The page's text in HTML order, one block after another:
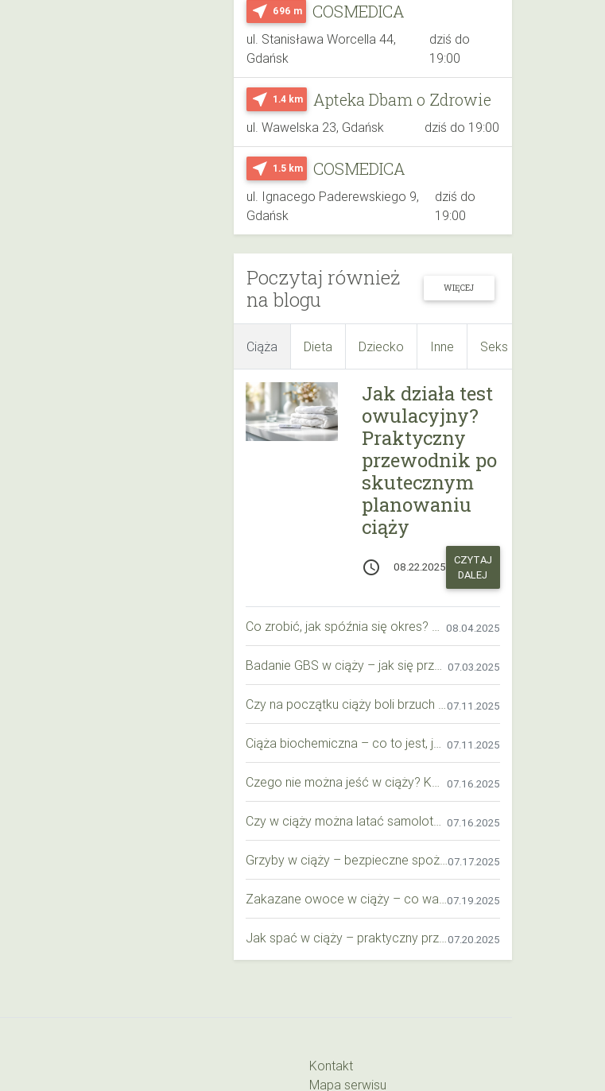
near_me 696 m COSMEDICA
ul. Stanisława Worcella 44,
Gdańsk
dziś do
19:00
near_me 1.4 km Apteka Dbam o Zdrowie
ul. Wawelska 23, Gdańsk dziś do 19:00
near_me 1.5 km COSMEDICA
ul. Ignacego Paderewskiego 9,
Gdańsk
dziś do
19:00
Poczytaj również
na blogu
WIĘCEJ
Ciąża Dieta Dziecko Inne Seks
Jak działa test
owulacyjny?
Praktyczny
przewodnik po
skutecznym
planowaniu
ciąży
access_time 08.22.2025
CZYTAJ
DALEJ
08.04.2025
07.03.2025
07.11.2025
07.11.2025
07.16.2025
07.16.2025
07.17.2025
07.19.2025
07.20.2025
Kontakt
Mapa serwisu